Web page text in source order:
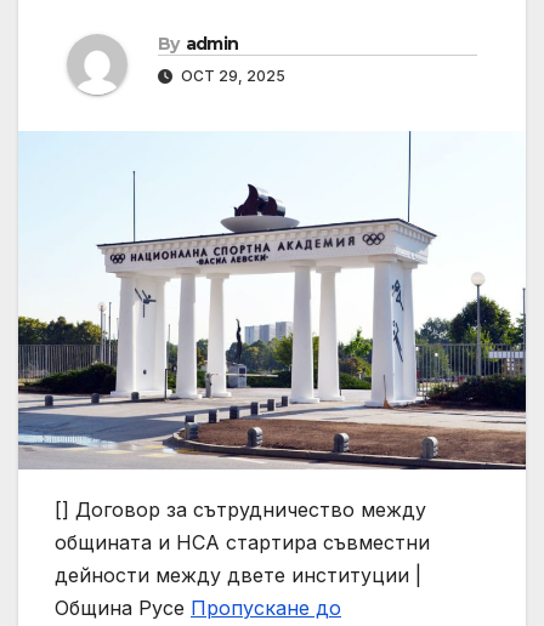
By admin
OCT 29, 2025
[] Договор за сътрудничество между
общината и НСА стартира съвместни
дейности между двете институции |
Община Русе Пропускане до